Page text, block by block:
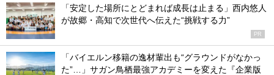
「安定した場所にとどまれば成長は止まる」西内悠人
が故郷・高知で次世代へ伝えた“挑戦する力”
PR
「バイエルン移籍の逸材輩出も“グラウンドがなかっ
た”…」サガン鳥栖最強アカデミーを変えた『企業版